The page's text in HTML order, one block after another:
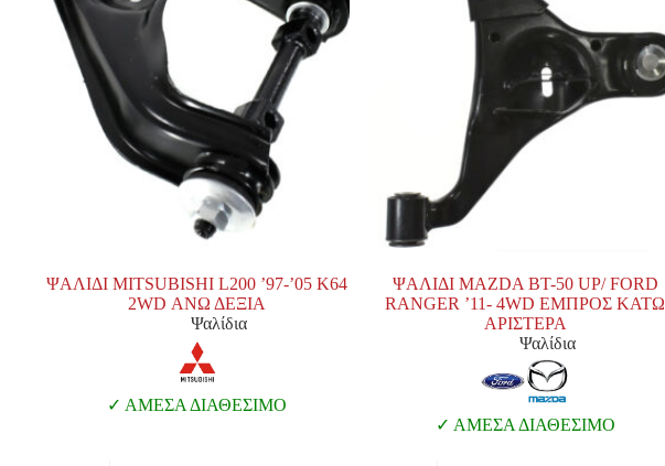
ΨΑΛΙΔΙ MITSUBISHI L200 ’97-’05 K64
2WD ΑΝΩ ΔΕΞΙΑ
Ψαλίδια
ΑΜΕΣΑ ΔΙΑΘΕΣΙΜΟ
ΨΑΛΙΔΙ MAZDA BT-50 UP/ FORD
RANGER ’11- 4WD ΕΜΠΡΟΣ ΚΑΤΩ
ΑΡΙΣΤΕΡΑ
Ψαλίδια
ΑΜΕΣΑ ΔΙΑΘΕΣΙΜΟ